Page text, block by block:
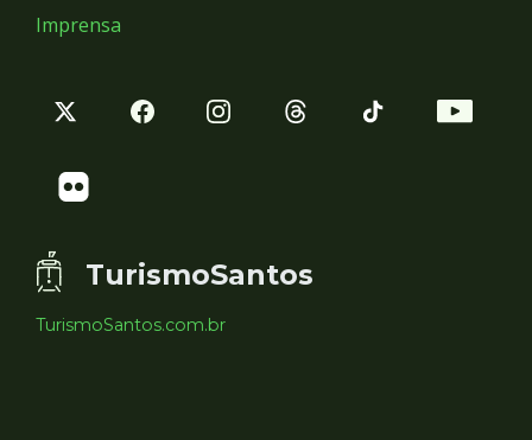
Imprensa
TurismoSantos
TurismoSantos.com.br